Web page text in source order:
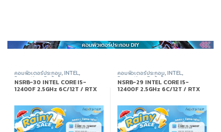
คอมพิวเตอร์ประกอบ,INTEL,
Promotion ,สินค้าทั้งหมด
NSRB-30 INTEL CORE I5-
12400F 2.5GHz 6C/12T / RTX
คอมพิวเตอร์ประกอบ,INTEL,
Promotion ,สินค้าทั้งหมด
NSRB-29 INTEL CORE I5-
12400F 2.5GHz 6C/12T / RTX